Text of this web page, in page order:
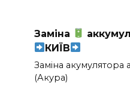
Заміна
КИЇВ
Заміна акумулятора
(Акура)